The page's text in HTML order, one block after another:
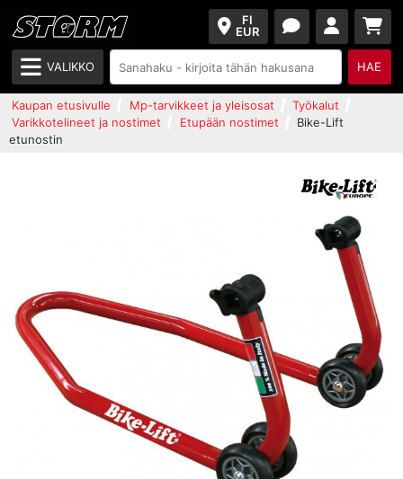
FI
EUR
VALIKKO HAE
Kaupan etusivulle Mp-tarvikkeet ja yleisosat
Työkalut
Varikkotelineet ja nostimet
Etupään nostimet
Bike-Lift
etunostin